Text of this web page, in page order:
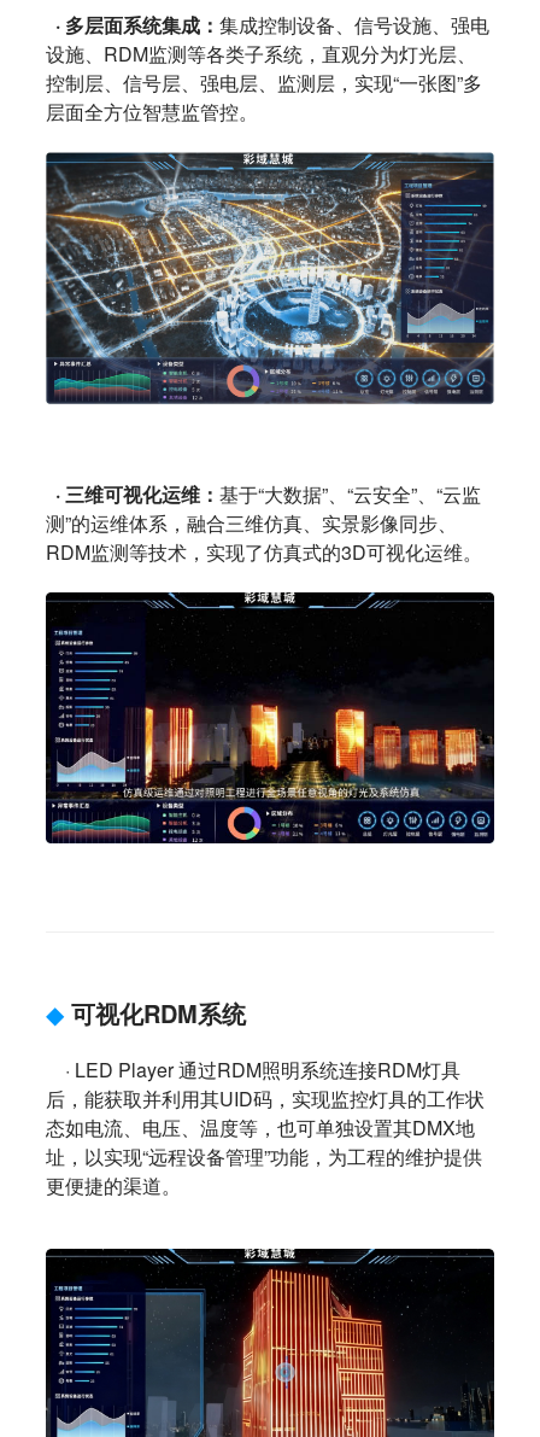
· 多层面系统集成：集成控制设备、信号设施、强电
设施、RDM监测等各类子系统，直观分为灯光层、
控制层、信号层、强电层、监测层，实现“一张图”多
层面全方位智慧监管控。
· 三维可视化运维：基于“大数据”、“云安全”、“云监
测”的运维体系，融合三维仿真、实景影像同步、
RDM监测等技术，实现了仿真式的3D可视化运维。
◆可视化RDM系统
· LED Player 通过RDM照明系统连接RDM灯具
后，能获取并利用其UID码，实现监控灯具的工作状
态如电流、电压、温度等，也可单独设置其DMX地
址，以实现“远程设备管理”功能，为工程的维护提供
更便捷的渠道。